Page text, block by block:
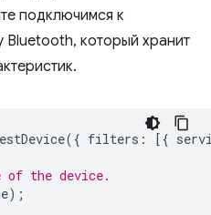
подключимся к
Bluetooth, который хранит
({ filters : [{
of the device.
);